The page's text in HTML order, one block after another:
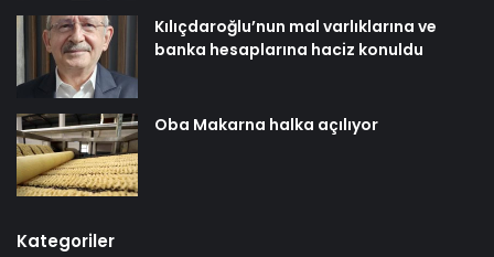
Kılıçdaroğlu’nun mal varlıklarına ve
banka hesaplarına haciz konuldu
Oba Makarna halka açılıyor
Kategoriler